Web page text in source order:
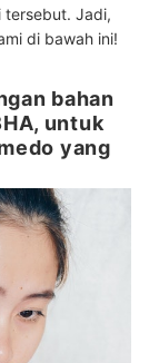
Jadi,
di bawah ini!
bahan
untuk
yang